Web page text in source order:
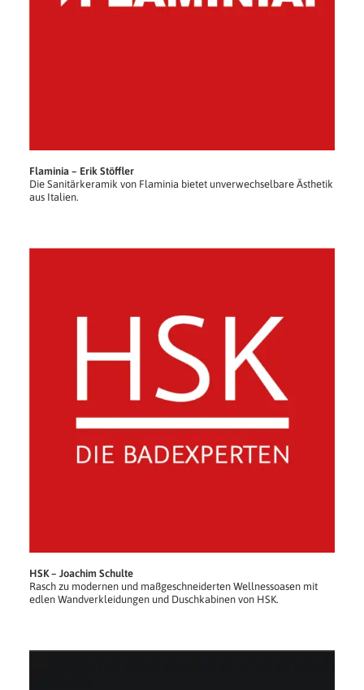
Flaminia – Erik Stöffler
Die Sanitärkeramik von Flaminia bietet unverwechselbare Ästhetik
aus Italien.
HSK – Joachim Schulte
Rasch zu modernen und maßgeschneiderten Wellnessoasen mit
edlen Wandverkleidungen und Duschkabinen von HSK.